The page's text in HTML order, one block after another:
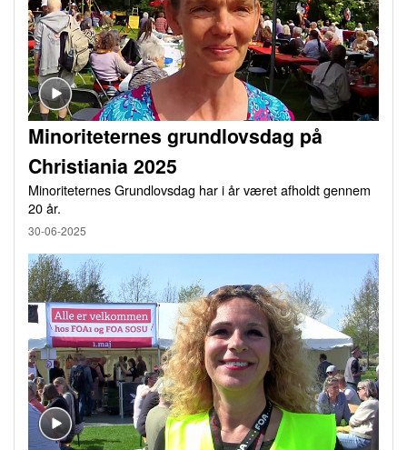
Minoriteternes grundlovsdag på
Christiania 2025
Minoriteternes Grundlovsdag har i år været afholdt gennem
20 år.
30-06-2025